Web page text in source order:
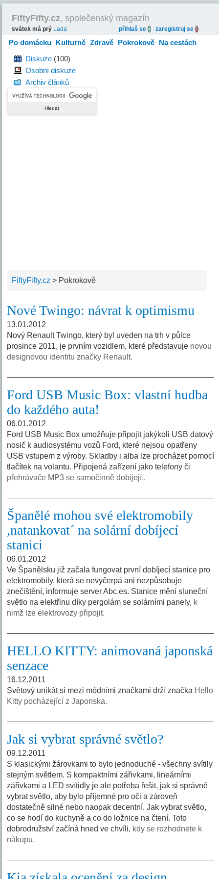
FiftyFifty.cz, společenský magazín
svátek má prý Lada přihlaš se zaregistruj se
Po domácku Kulturně Zdravě Pokrokově Na cestách
HravěDiskuze (100)
Osobní diskuze
Archiv článků
FiftyFifty.cz > Pokrokově
Nové Twingo: návrat k optimismu
13.01.2012
Nový Renault Twingo, který byl uveden na trh v půlce
prosince 2011, je prvním vozidlem, které představuje novou
designovou identitu značky Renault.
Ford USB Music Box: vlastní hudba
do každého auta!
06.01.2012
Ford USB Music Box umožňuje připojit jakýkoli USB datový
nosič k audiosystému vozů Ford, které nejsou opatřeny
USB vstupem z výroby. Skladby i alba lze procházet pomocí
tlačítek na volantu. Připojená zařízení jako telefony či
přehrávače MP3 se samočinně dobíjejí..
Španělé mohou své elektromobily
,natankovat´ na solární dobíjecí
stanici
06.01.2012
Ve Španělsku již začala fungovat první dobíjecí stanice pro
elektromobily, která se nevyčerpá ani nezpůsobuje
znečištění, informuje server Abc.es. Stanice mění sluneční
světlo na elektřinu díky pergolám se solárními panely, k
nimž lze elektrovozy připojit.
HELLO KITTY: animovaná japonská
senzace
16.12.2011
Světový unikát si mezi módními značkami drží značka Hello
Kitty pocházející z Japonska.
Jak si vybrat správné světlo?
09.12.2011
S klasickými žárovkami to bylo jednoduché - všechny svítily
stejným světlem. S kompaktními zářivkami, lineárními
zářivkami a LED svítidly je ale potřeba řešit, jak si správně
vybrat světlo, aby bylo příjemné pro oči a zároveň
dostatečně silné nebo naopak decentní. Jak vybrat světlo,
co se hodí do kuchyně a co do ložnice na čtení. Toto
dobrodružství začíná hned ve chvíli, kdy se rozhodnete k
nákupu.